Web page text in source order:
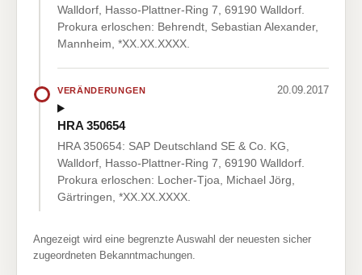
Walldorf, Hasso-Plattner-Ring 7, 69190 Walldorf.
Prokura erloschen: Behrendt, Sebastian Alexander,
Mannheim, *XX.XX.XXXX.
VERÄNDERUNGEN 20.09.2017
HRA 350654
HRA 350654: SAP Deutschland SE & Co. KG,
Walldorf, Hasso-Plattner-Ring 7, 69190 Walldorf.
Prokura erloschen: Locher-Tjoa, Michael Jörg,
Gärtringen, *XX.XX.XXXX.
Angezeigt wird eine begrenzte Auswahl der neuesten sicher
zugeordneten Bekanntmachungen.